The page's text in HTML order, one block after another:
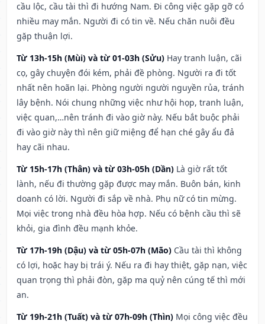
cầu lộc, cầu tài thì đi hướng Nam. Đi công việc gặp gỡ có
nhiều may mắn. Người đi có tin về. Nếu chăn nuôi đều
gặp thuận lợi.
Từ 13h-15h (Mùi) và từ 01-03h (Sửu) Hay tranh luận, cãi
cọ, gây chuyện đói kém, phải đề phòng. Người ra đi tốt
nhất nên hoãn lại. Phòng người người nguyền rủa, tránh
lây bệnh. Nói chung những việc như hội họp, tranh luận,
việc quan,…nên tránh đi vào giờ này. Nếu bắt buộc phải
đi vào giờ này thì nên giữ miệng để hạn ché gây ẩu đả
hay cãi nhau.
Từ 15h-17h (Thân) và từ 03h-05h (Dần) Là giờ rất tốt
lành, nếu đi thường gặp được may mắn. Buôn bán, kinh
doanh có lời. Người đi sắp về nhà. Phụ nữ có tin mừng.
Mọi việc trong nhà đều hòa hợp. Nếu có bệnh cầu thì sẽ
khỏi, gia đình đều mạnh khỏe.
Từ 17h-19h (Dậu) và từ 05h-07h (Mão) Cầu tài thì không
có lợi, hoặc hay bị trái ý. Nếu ra đi hay thiệt, gặp nạn, việc
quan trọng thì phải đòn, gặp ma quỷ nên cúng tế thì mới
an.
Từ 19h-21h (Tuất) và từ 07h-09h (Thìn) Mọi công việc đều